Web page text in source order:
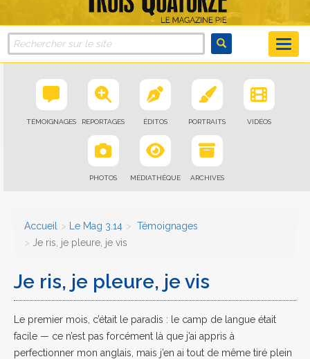
TÉMOIGNAGES REPORTAGES ÉDITOS PORTRAITS VIDÉOS
PHOTOS MÉDIATHÈQUE ARCHIVES
Accueil Le Mag 3.14
Témoignages
Je ris, je pleure, je vis
Je ris, je pleure, je vis
Le premier mois, c’était le paradis : le camp de langue était
facile — ce n’est pas forcément là que j’ai appris à
perfectionner mon anglais, mais j’en ai tout de même tiré plein